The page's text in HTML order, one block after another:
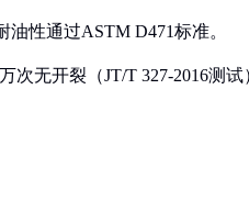
性通过ASTM D471标准。
无开裂（JT/T 327-2016测试